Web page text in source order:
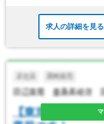
求人の詳細を見る